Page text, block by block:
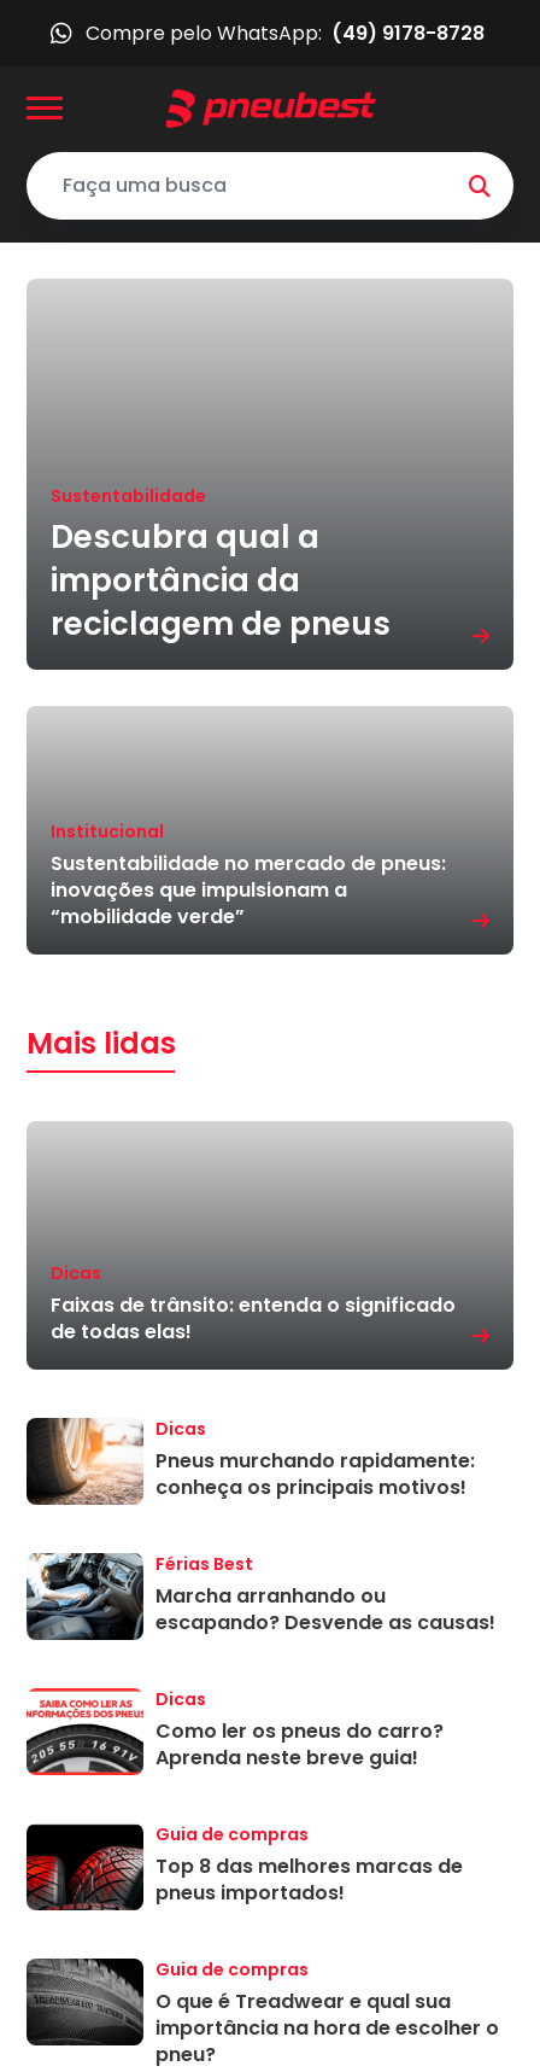
Compre pelo WhatsApp: (49) 9178-8728
Sustentabilidade
Descubra qual a
importância da
reciclagem de pneus
Institucional
Sustentabilidade no mercado de pneus:
inovações que impulsionam a
“mobilidade verde”
Mais lidas
Dicas
Faixas de trânsito: entenda o significado
de todas elas!
Dicas
Pneus murchando rapidamente:
conheça os principais motivos!
Férias Best
Marcha arranhando ou
escapando? Desvende as causas!
Dicas
Como ler os pneus do carro?
Aprenda neste breve guia!
Guia de compras
Top 8 das melhores marcas de
pneus importados!
Guia de compras
O que é Treadwear e qual sua
importância na hora de escolher o
pneu?